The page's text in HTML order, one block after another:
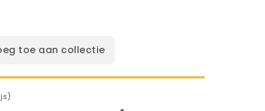
toe aan collectie